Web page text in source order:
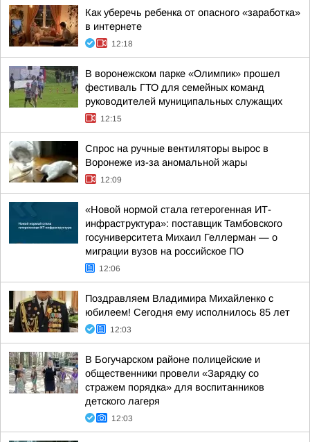
Как уберечь ребенка от опасного «заработка»
в интернете
12:18
В воронежском парке «Олимпик» прошел
фестиваль ГТО для семейных команд
руководителей муниципальных служащих
12:15
Спрос на ручные вентиляторы вырос в
Воронеже из-за аномальной жары
12:09
«Новой нормой стала гетерогенная ИТ-
инфраструктура»: поставщик Тамбовского
госуниверситета Михаил Геллерман — о
миграции вузов на российское ПО
12:06
Поздравляем Владимира Михайленко с
юбилеем! Сегодня ему исполнилось 85 лет
12:03
В Богучарском районе полицейские и
общественники провели «Зарядку со
стражем порядка» для воспитанников
детского лагеря
12:03